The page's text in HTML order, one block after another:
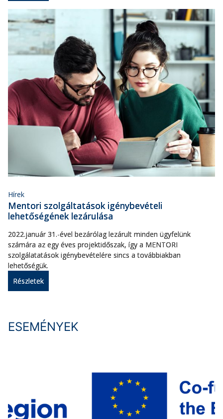
Hírek
Mentori szolgáltatások igénybevételi
lehetőségének lezárulása
2022.január 31.-ével bezárólag lezárult minden ügyfelünk
számára az egy éves projektidőszak, így a MENTORI
szolgálatatások igénybevételére sincs a továbbiakban
lehetőségük.
Részletek
ESEMÉNYEK